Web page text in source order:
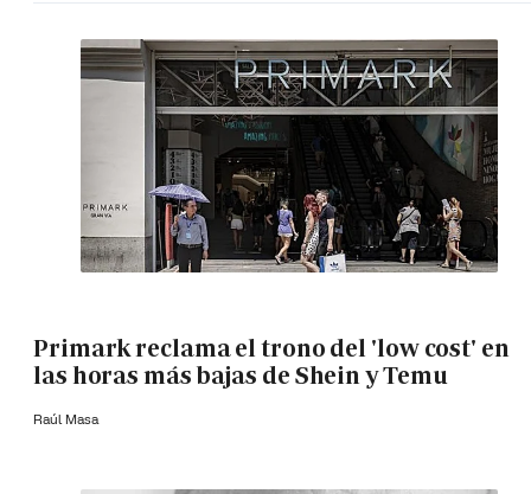
Primark reclama el trono del 'low cost' en
las horas más bajas de Shein y Temu
Raúl Masa